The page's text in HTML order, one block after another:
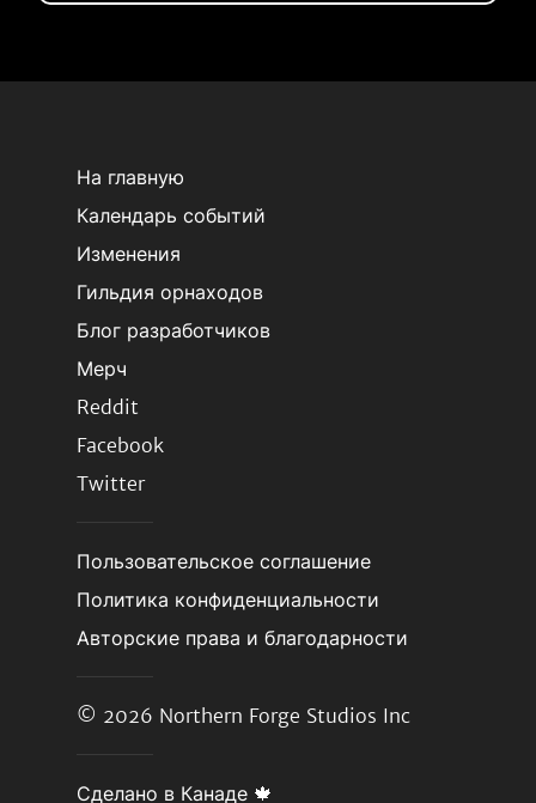
На главную
Календарь событий
Изменения
Гильдия орнаходов
Блог разработчиков
Мерч
Reddit
Facebook
Twitter
Пользовательское соглашение
Политика конфиденциальности
Авторские права и благодарности
© 2026 Northern Forge Studios Inc
Сделано в Канаде 🍁